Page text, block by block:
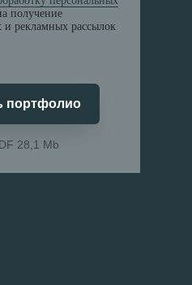
портфолио
28,1 Mb
получение
рекламных рассылок